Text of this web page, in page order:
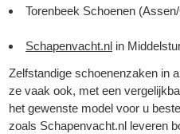
Torenbeek Schoenen
Schapenvacht.nl in
Zelfstandige schoenenzaken in
ze vaak ook, met een
het gewenste model voor u
zoals Schapenvacht.nl leveren